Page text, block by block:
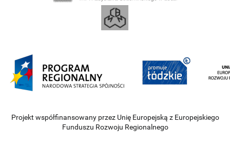
Projekt współfinansowany przez Unię Europejską z Europejskiego
Funduszu Rozwoju Regionalnego